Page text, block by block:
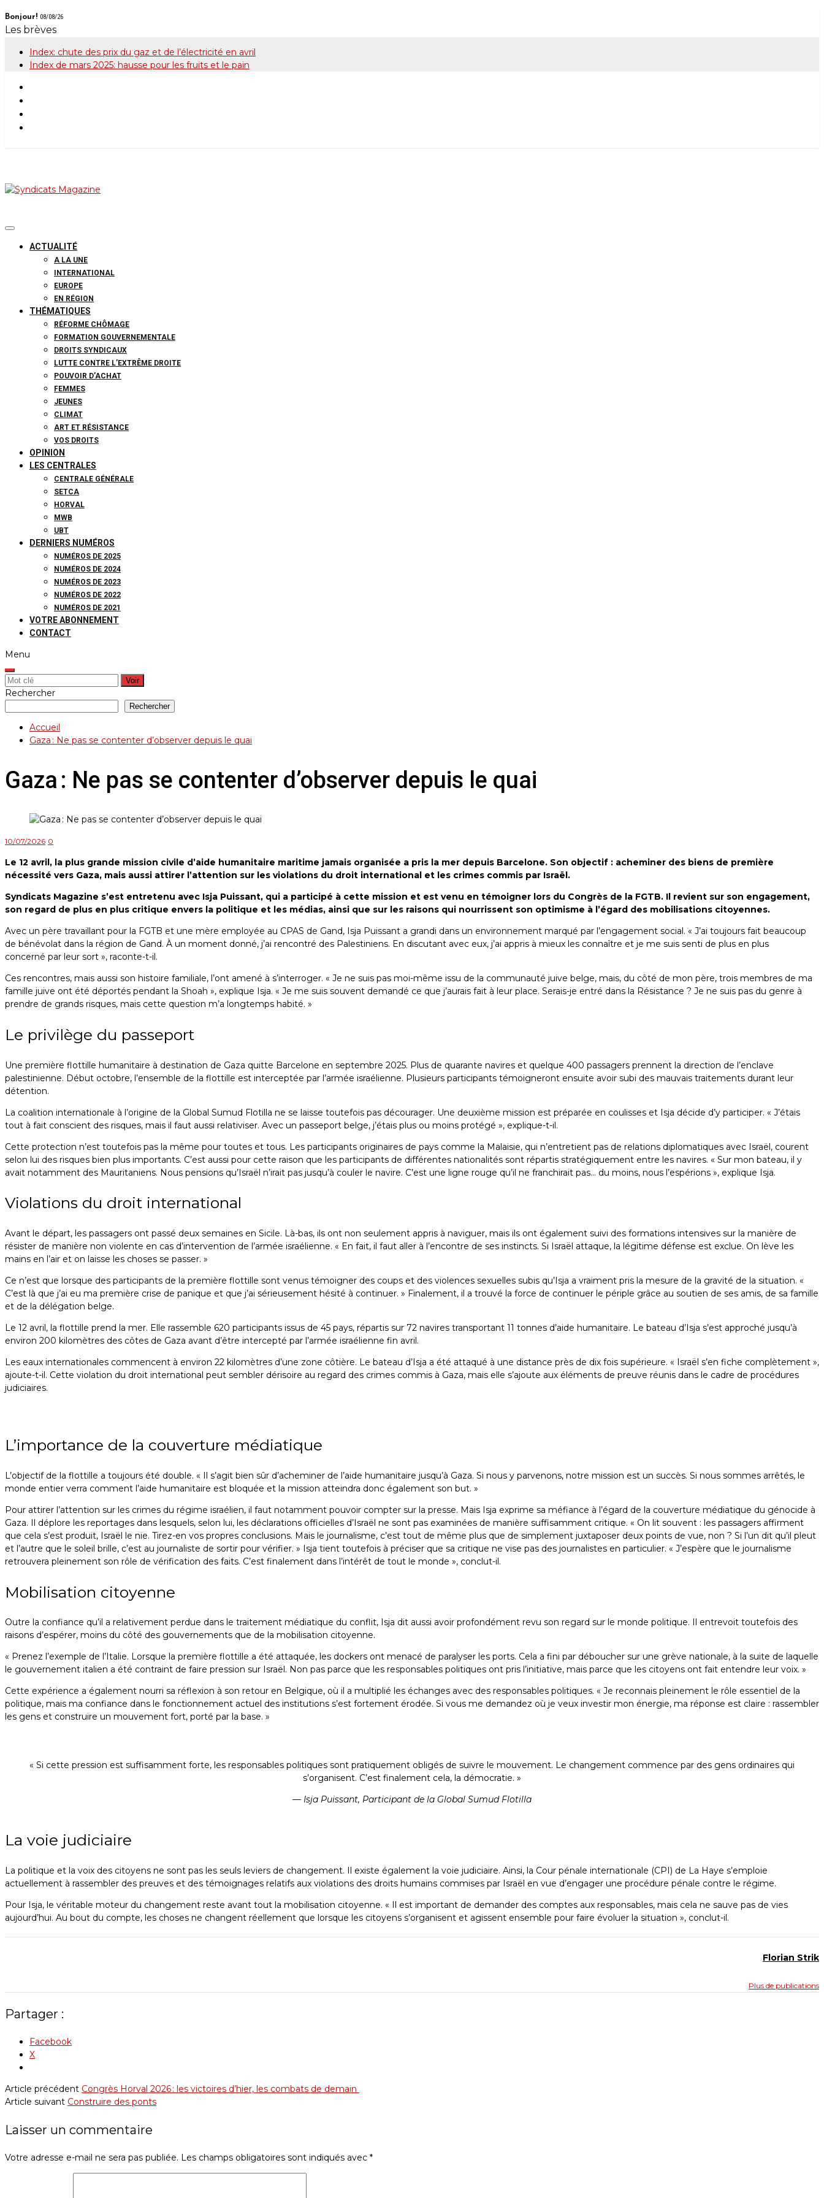
Skip
to
content
Bonjour! 08/08/26
Les brèves
Index: chute des prix du gaz et de l’électricité en avril
Index de mars 2025: hausse pour les fruits et le pain
ACTUALITÉ
A LA UNE
INTERNATIONAL
EUROPE
EN RÉGION
THÉMATIQUES
RÉFORME CHÔMAGE
FORMATION GOUVERNEMENTALE
DROITS SYNDICAUX
LUTTE CONTRE L’EXTRÊME DROITE
POUVOIR D’ACHAT
FEMMES
JEUNES
CLIMAT
ART ET RÉSISTANCE
VOS DROITS
OPINION
LES CENTRALES
CENTRALE GÉNÉRALE
SETCA
HORVAL
MWB
UBT
DERNIERS NUMÉROS
NUMÉROS DE 2025
NUMÉROS DE 2024
NUMÉROS DE 2023
NUMÉROS DE 2022
NUMÉROS DE 2021
VOTRE ABONNEMENT
CONTACT
Menu
Rechercher:
Rechercher
Rechercher
Accueil
Gaza : Ne pas se contenter d’observer depuis le quai
Gaza : Ne pas se contenter d’observer depuis le quai
10/07/2026 0
Le 12 avril, la plus grande mission civile d’aide humanitaire maritime jamais organisée a pris la mer depuis Barcelone. Son objectif : acheminer des biens de première
nécessité vers Gaza, mais aussi attirer l’attention sur les violations du droit international et les crimes commis par Israël.
Syndicats Magazine s’est entretenu avec Isja Puissant, qui a participé à cette mission et est venu en témoigner lors du Congrès de la FGTB. Il revient sur son engagement,
son regard de plus en plus critique envers la politique et les médias, ainsi que sur les raisons qui nourrissent son optimisme à l’égard des mobilisations citoyennes.
Avec un père travaillant pour la FGTB et une mère employée au CPAS de Gand, Isja Puissant a grandi dans un environnement marqué par l’engagement social. « J’ai toujours fait beaucoup
de bénévolat dans la région de Gand. À un moment donné, j’ai rencontré des Palestiniens. En discutant avec eux, j’ai appris à mieux les connaître et je me suis senti de plus en plus
concerné par leur sort », raconte-t-il.
Ces rencontres, mais aussi son histoire familiale, l’ont amené à s’interroger. « Je ne suis pas moi-même issu de la communauté juive belge, mais, du côté de mon père, trois membres de ma
famille juive ont été déportés pendant la Shoah », explique Isja. « Je me suis souvent demandé ce que j’aurais fait à leur place. Serais-je entré dans la Résistance ? Je ne suis pas du genre à
prendre de grands risques, mais cette question m’a longtemps habité. »
Le privilège du passeport
Une première flottille humanitaire à destination de Gaza quitte Barcelone en septembre 2025. Plus de quarante navires et quelque 400 passagers prennent la direction de l’enclave
palestinienne. Début octobre, l’ensemble de la flottille est interceptée par l’armée israélienne. Plusieurs participants témoigneront ensuite avoir subi des mauvais traitements durant leur
détention.
La coalition internationale à l’origine de la Global Sumud Flotilla ne se laisse toutefois pas décourager. Une deuxième mission est préparée en coulisses et Isja décide d’y participer. « J’étais
tout à fait conscient des risques, mais il faut aussi relativiser. Avec un passeport belge, j’étais plus ou moins protégé », explique-t-il.
Cette protection n’est toutefois pas la même pour toutes et tous. Les participants originaires de pays comme la Malaisie, qui n’entretient pas de relations diplomatiques avec Israël, courent
selon lui des risques bien plus importants. C’est aussi pour cette raison que les participants de différentes nationalités sont répartis stratégiquement entre les navires. « Sur mon bateau, il y
avait notamment des Mauritaniens. Nous pensions qu’Israël n’irait pas jusqu’à couler le navire. C’est une ligne rouge qu’il ne franchirait pas… du moins, nous l’espérions », explique Isja.
Violations du droit international
Avant le départ, les passagers ont passé deux semaines en Sicile. Là-bas, ils ont non seulement appris à naviguer, mais ils ont également suivi des formations intensives sur la manière de
résister de manière non violente en cas d’intervention de l’armée israélienne. « En fait, il faut aller à l’encontre de ses instincts. Si Israël attaque, la légitime défense est exclue. On lève les
mains en l’air et on laisse les choses se passer. »
Ce n’est que lorsque des participants de la première flottille sont venus témoigner des coups et des violences sexuelles subis qu’Isja a vraiment pris la mesure de la gravité de la situation. «
C’est là que j’ai eu ma première crise de panique et que j’ai sérieusement hésité à continuer. » Finalement, il a trouvé la force de continuer le périple grâce au soutien de ses amis, de sa famille
et de la délégation belge.
Le 12 avril, la flottille prend la mer. Elle rassemble 620 participants issus de 45 pays, répartis sur 72 navires transportant 11 tonnes d’aide humanitaire. Le bateau d’Isja s’est approché jusqu’à
environ 200 kilomètres des côtes de Gaza avant d’être intercepté par l’armée israélienne fin avril.
Les eaux internationales commencent à environ 22 kilomètres d’une zone côtière. Le bateau d’Isja a été attaqué à une distance près de dix fois supérieure. « Israël s’en fiche complètement »,
ajoute-t-il. Cette violation du droit international peut sembler dérisoire au regard des crimes commis à Gaza, mais elle s’ajoute aux éléments de preuve réunis dans le cadre de procédures
judiciaires.
la flottille à
Bruxelles, le 22
mai
participants de
la flottille à
Bruxelles, le 22
mai
participants de
la flottille à
Bruxelles, le 22
mai
participants de
la flottille à
Bruxelles, le 22
mai
Bruxelles, le 22
mai
Bruxelles, le 22
mai
Bruxelles, le 22
Bruxelles, le 22
Bruxelles, le 22
Bruxelles, le 22
L’importance de la couverture médiatique
L’objectif de la flottille a toujours été double. « Il s’agit bien sûr d’acheminer de l’aide humanitaire jusqu’à Gaza. Si nous y parvenons, notre mission est un succès. Si nous sommes arrêtés, le
monde entier verra comment l’aide humanitaire est bloquée et la mission atteindra donc également son but. »
Pour attirer l’attention sur les crimes du régime israélien, il faut notamment pouvoir compter sur la presse. Mais Isja exprime sa méfiance à l’égard de la couverture médiatique du génocide à
Gaza. Il déplore les reportages dans lesquels, selon lui, les déclarations officielles d’Israël ne sont pas examinées de manière suffisamment critique. « On lit souvent : les passagers affirment
que cela s’est produit, Israël le nie. Tirez-en vos propres conclusions. Mais le journalisme, c’est tout de même plus que de simplement juxtaposer deux points de vue, non ? Si l’un dit qu’il pleut
et l’autre que le soleil brille, c’est au journaliste de sortir pour vérifier. » Isja tient toutefois à préciser que sa critique ne vise pas des journalistes en particulier. « J’espère que le journalisme
retrouvera pleinement son rôle de vérification des faits. C’est finalement dans l’intérêt de tout le monde », conclut-il.
Mobilisation citoyenne
Outre la confiance qu’il a relativement perdue dans le traitement médiatique du conflit, Isja dit aussi avoir profondément revu son regard sur le monde politique. Il entrevoit toutefois des
raisons d’espérer, moins du côté des gouvernements que de la mobilisation citoyenne.
« Prenez l’exemple de l’Italie. Lorsque la première flottille a été attaquée, les dockers ont menacé de paralyser les ports. Cela a fini par déboucher sur une grève nationale, à la suite de laquelle
le gouvernement italien a été contraint de faire pression sur Israël. Non pas parce que les responsables politiques ont pris l’initiative, mais parce que les citoyens ont fait entendre leur voix. »
Cette expérience a également nourri sa réflexion à son retour en Belgique, où il a multiplié les échanges avec des responsables politiques. « Je reconnais pleinement le rôle essentiel de la
politique, mais ma confiance dans le fonctionnement actuel des institutions s’est fortement érodée. Si vous me demandez où je veux investir mon énergie, ma réponse est claire : rassembler
les gens et construire un mouvement fort, porté par la base. »
« Si cette pression est suffisamment forte, les responsables politiques sont pratiquement obligés de suivre le mouvement. Le changement commence par des gens ordinaires qui
s’organisent. C’est finalement cela, la démocratie. »
— Isja Puissant, Participant de la Global Sumud Flotilla
La voie judiciaire
La politique et la voix des citoyens ne sont pas les seuls leviers de changement. Il existe également la voie judiciaire. Ainsi, la Cour pénale internationale (CPI) de La Haye s’emploie
actuellement à rassembler des preuves et des témoignages relatifs aux violations des droits humains commises par Israël en vue d’engager une procédure pénale contre le régime.
Pour Isja, le véritable moteur du changement reste avant tout la mobilisation citoyenne. « Il est important de demander des comptes aux responsables, mais cela ne sauve pas de vies
aujourd’hui. Au bout du compte, les choses ne changent réellement que lorsque les citoyens s’organisent et agissent ensemble pour faire évoluer la situation », conclut-il.
Florian Strik
Plus de publications
Partager :
Facebook
X
Article précédent Congrès Horval 2026 : les victoires d’hier, les combats de demain
Article suivant Construire des ponts
Laisser un commentaire
Votre adresse e-mail ne sera pas publiée. Les champs obligatoires sont indiqués avec *